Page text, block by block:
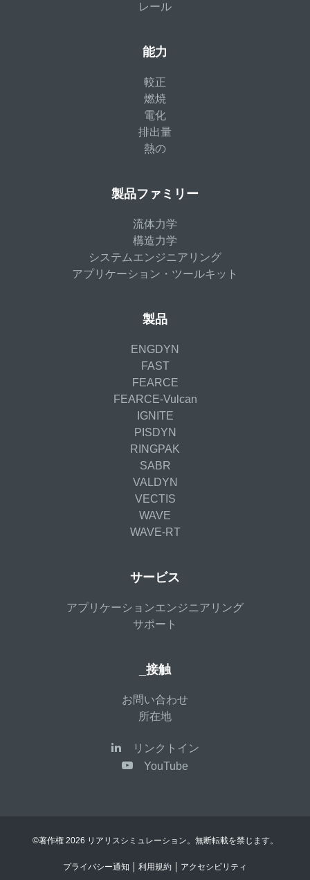
レール
能力
較正
燃焼
電化
排出量
熱の
製品ファミリー
流体力学
構造力学
システムエンジニアリング
アプリケーション・ツールキット
製品
ENGDYN
FAST
FEARCE
FEARCE-Vulcan
IGNITE
PISDYN
RINGPAK
SABR
VALDYN
VECTIS
WAVE
WAVE-RT
サービス
アプリケーションエンジニアリング
サポート
_接触
お問い合わせ
所在地
リンクトイン
YouTube
©著作権 2026 リアリスシミュレーション。無断転載を禁じます。
プライバシー通知 利用規約 アクセシビリティ